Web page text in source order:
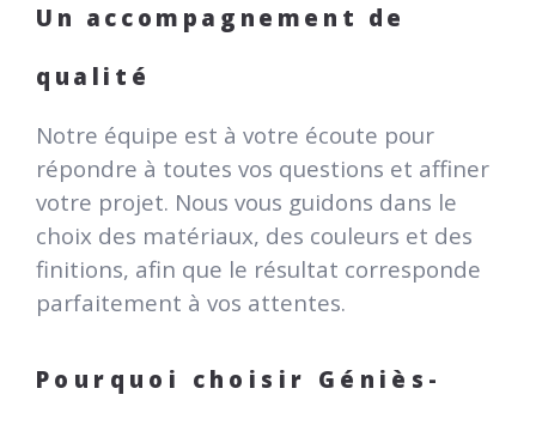
Un accompagnement de
qualité
Notre équipe est à votre écoute pour
répondre à toutes vos questions et affiner
votre projet. Nous vous guidons dans le
choix des matériaux, des couleurs et des
finitions, afin que le résultat corresponde
parfaitement à vos attentes.
Pourquoi choisir Géniès-